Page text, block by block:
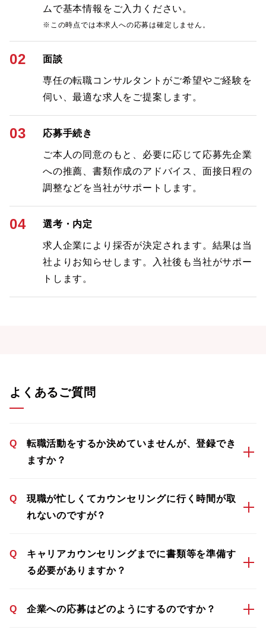
ムで基本情報をご入力ください。
※この時点では本求人への応募は確定しません。
02 面談
専任の転職コンサルタントがご希望やご経験を
伺い、最適な求人をご提案します。
03 応募手続き
ご本人の同意のもと、必要に応じて応募先企業
への推薦、書類作成のアドバイス、面接日程の
調整などを当社がサポートします。
04 選考・内定
求人企業により採否が決定されます。結果は当
社よりお知らせします。入社後も当社がサポー
トします。
よくあるご質問
Q
転職活動をするか決めていませんが、登録でき
ますか？
Q
現職が忙しくてカウンセリングに行く時間が取
れないのですが？
Q
キャリアカウンセリングまでに書類等を準備す
る必要がありますか？
Q 企業への応募はどのようにするのですか？